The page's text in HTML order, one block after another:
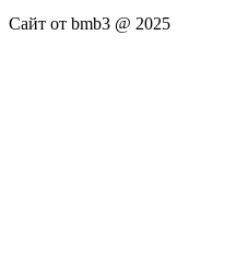
Сайт от bmb3 @ 2025